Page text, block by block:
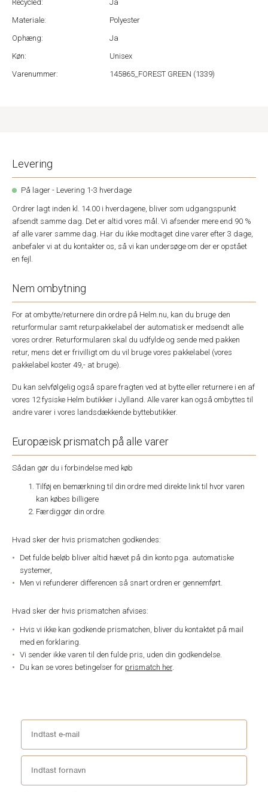
Recycled:
Ja
Materiale:
Polyester
Ophæng:
Ja
Køn:
Unisex
Varenummer:
145865_FOREST GREEN (1339)
Levering
På lager - Levering 1-3 hverdage
Ordrer lagt inden kl. 14.00 i hverdagene, bliver som udgangspunkt
afsendt samme dag. Det er altid vores mål. Vi afsender mere end 90 %
af alle varer samme dag. Har du ikke modtaget dine varer efter 3 dage,
anbefaler vi at du kontakter os, så vi kan undersøge om der er opstået
en fejl.
Nem ombytning
For at ombytte/returnere din ordre på Helm.nu, kan du bruge den
returformular samt returpakkelabel der automatisk er medsendt alle
vores ordrer. Returformularen skal du udfylde og sende med pakken
retur, mens det er frivilligt om du vil bruge vores pakkelabel (vores
pakkelabel koster 49,- at bruge).
Du kan selvfølgelig også spare fragten ved at bytte eller returnere i en af
vores 12 fysiske Helm butikker i Jylland. Alle varer kan også ombyttes til
andre varer i vores landsdækkende byttebutikker.
Europæisk prismatch på alle varer
Sådan gør du i forbindelse med køb
Tilføj en bemærkning til din ordre med direkte link til hvor varen
kan købes billigere
Færdiggør din ordre.
Hvad sker der hvis prismatchen godkendes:
Det fulde beløb bliver altid hævet på din konto pga. automatiske
systemer,
Men vi refunderer differencen så snart ordren er gennemført.
Hvad sker der hvis prismatchen afvises:
Hvis vi ikke kan godkende prismatchen, bliver du kontaktet på mail
med en forklaring.
Vi sender ikke varen til den fulde pris, uden din godkendelse.
Du kan se vores betingelser for prismatch her.